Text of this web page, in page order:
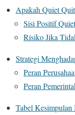
Apakah Quiet
Sisi Positif
Risiko Jika
Strategi
Peran
Peran
Tabel